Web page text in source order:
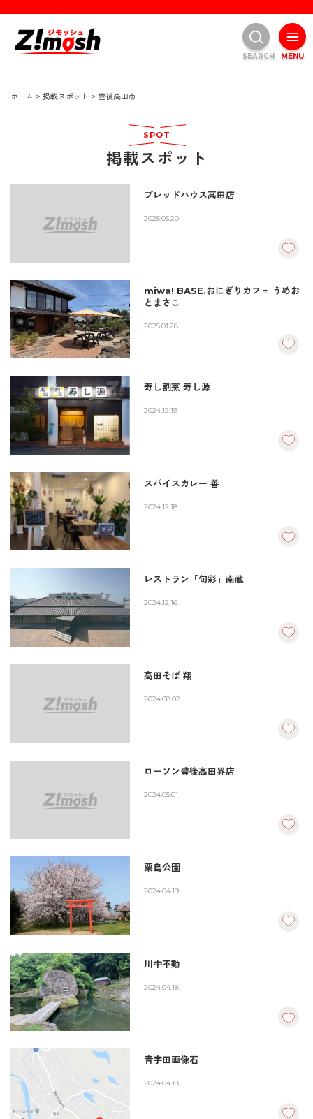
ホーム > 掲載スポット > 豊後高田市
SPOT
掲載スポット
ブレッドハウス高田店
2025.05.20
miwa! BASE.おにぎりカフェ うめお
とまさこ
2025.01.28
寿し割烹 寿し源
2024.12.19
スパイスカレー 善
2024.12.18
レストラン「旬彩」南蔵
2024.12.16
高田そば 翔
2024.08.02
ローソン豊後高田界店
2024.05.01
粟島公園
2024.04.19
川中不動
2024.04.18
青宇田画像石
2024.04.18
MENU
SEARCH